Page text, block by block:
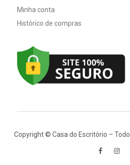
Minha conta
Histórico de compras
Copyright © Casa do Escritório –